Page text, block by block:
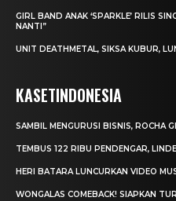
GIRL BAND ANAK ‘SPARKLE’ RILIS
NANTI”
UNIT DEATHMETAL, SIKSA KUBUR,
KASETINDONESIA
SAMBIL MENGURUSI BISNIS, ROCHA
TEMBUS 122 RIBU PENDENGAR,
HERI BATARA LUNCURKAN VIDEO
WONGALAS COMEBACK! SIAPKAN